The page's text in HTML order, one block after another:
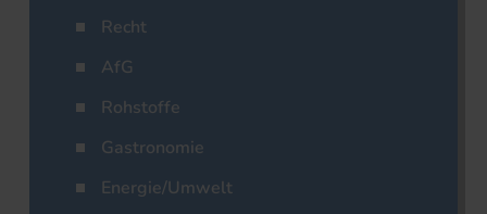
Recht
AfG
Rohstoffe
Gastronomie
Energie/Umwelt